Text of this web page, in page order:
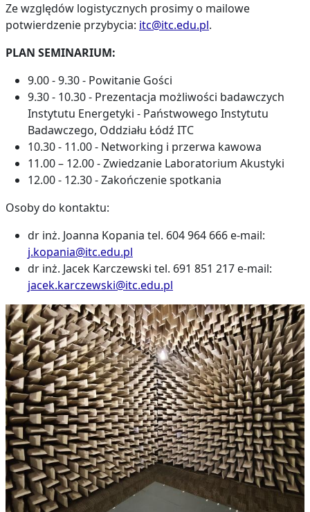
Ze względów logistycznych prosimy o mailowe
potwierdzenie przybycia: itc@itc.edu.pl.
PLAN SEMINARIUM:
9.00 - 9.30 - Powitanie Gości
9.30 - 10.30 - Prezentacja możliwości badawczych
Instytutu Energetyki - Państwowego Instytutu
Badawczego, Oddziału Łódź ITC
10.30 - 11.00 - Networking i przerwa kawowa
11.00 – 12.00 - Zwiedzanie Laboratorium Akustyki
12.00 - 12.30 - Zakończenie spotkania
Osoby do kontaktu:
dr inż. Joanna Kopania tel. 604 964 666 e-mail:
j.kopania@itc.edu.pl
dr inż. Jacek Karczewski tel. 691 851 217 e-mail:
jacek.karczewski@itc.edu.pl